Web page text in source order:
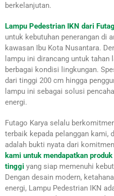
berkelanjutan.
Lampu Pedestrian IKN dari
untuk kebutuhan penerangan di
kawasan Ibu Kota Nusantara.
lampu ini dirancang untuk tahan
berbagai kondisi lingkungan.
dari tinggi 200 cm hingga
lampu ini sebagai solusi
energi.
Futago Karya selalu
terbaik kepada pelanggan kami,
adalah bukti nyata dari
kami untuk mendapatkan
tinggi yang siap memenuhi
Dengan desain modern,
energi, Lampu Pedestrian IKN